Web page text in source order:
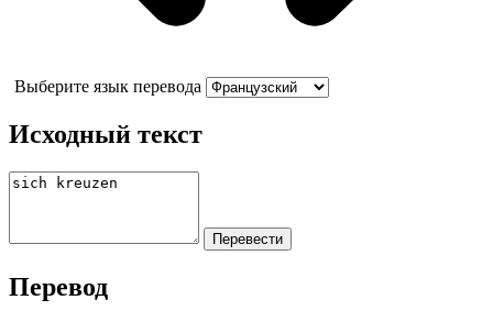
Выберите язык перевода
Исходный текст
Перевод